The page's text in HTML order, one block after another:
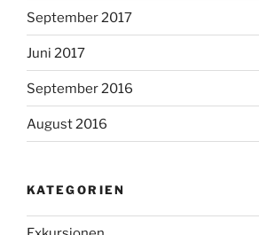
September 2017
Juni 2017
September 2016
August 2016
KATEGORIEN